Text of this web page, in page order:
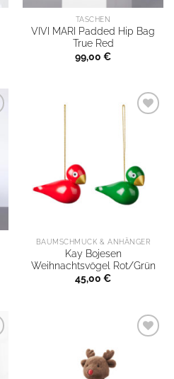
TASCHEN
VIVI MARI Padded Hip Bag
True Red
99,00 €
BAUMSCHMUCK & ANHÄNGER
Kay Bojesen
Weihnachtsvögel Rot/Grün
45,00 €